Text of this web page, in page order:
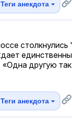
Теги анекдота
«Одна другую
Теги анекдота